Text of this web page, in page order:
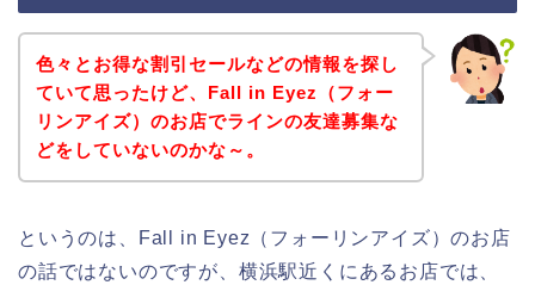
色々とお得な割引セールなどの情報を探し
ていて思ったけど、Fall in Eyez（フォー
リンアイズ）のお店でラインの友達募集な
どをしていないのかな～。
というのは、Fall in Eyez（フォーリンアイズ）のお店
の話ではないのですが、横浜駅近くにあるお店では、